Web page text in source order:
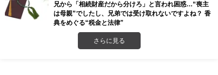
兄から「相続財産だから分けろ」と言われ困惑…“喪主
は母親”でしたし、兄弟では受け取れないですよね？ 香
典をめぐる“税金と法律”
さらに見る